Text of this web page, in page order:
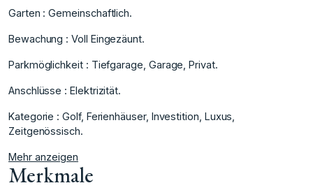
Garten ‌: ‌Gemeinschaftlich.
Bewachung ‌: ‌Voll ‌Eingezäunt.
Parkmöglichkeit : ‌Tiefgarage, Garage, ‌Privat.
Anschlüsse : Elektrizität.
Kategorie ‌: ‌Golf, ‌Ferienhäuser, ‌Investition, ‌Luxus,
‌Zeitgenössisch.
Mehr anzeigen
Merkmale